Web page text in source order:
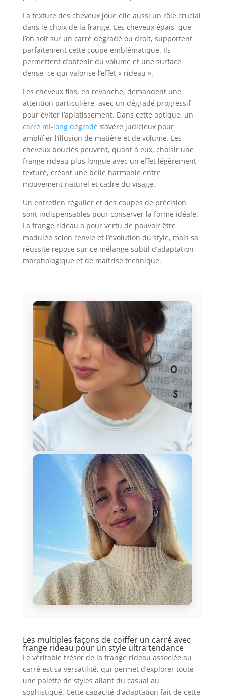
La texture des cheveux joue elle aussi un rôle crucial
dans le choix de la frange. Les cheveux épais, que
l’on soit sur un carré dégradé ou droit, supportent
parfaitement cette coupe emblématique. Ils
permettent d’obtenir du volume et une surface
dense, ce qui valorise l’effet « rideau ».
Les cheveux fins, en revanche, demandent une
attention particulière, avec un dégradé progressif
pour éviter l’aplatissement. Dans cette optique, un
carré mi-long dégradés’avère judicieux pour
amplifier l’illusion de matière et de volume. Les
cheveux bouclés peuvent, quant à eux, choisir une
frange rideau plus longue avec un effet légèrement
texturé, créant une belle harmonie entre
mouvement naturel et cadre du visage.
Un entretien régulier et des coupes de précision
sont indispensables pour conserver la forme idéale.
La frange rideau a pour vertu de pouvoir être
modulée selon l’envie et l’évolution du style, mais sa
réussite repose sur ce mélange subtil d’adaptation
morphologique et de maîtrise technique.
Les multiples façons de coiffer un carré avec
frange rideau pour un style ultra tendance
Le véritable trésor de la frange rideau associée au
carré est sa versatilité, qui permet d’explorer toute
une palette de styles allant du casual au
sophistiqué. Cette capacité d’adaptation fait de cette